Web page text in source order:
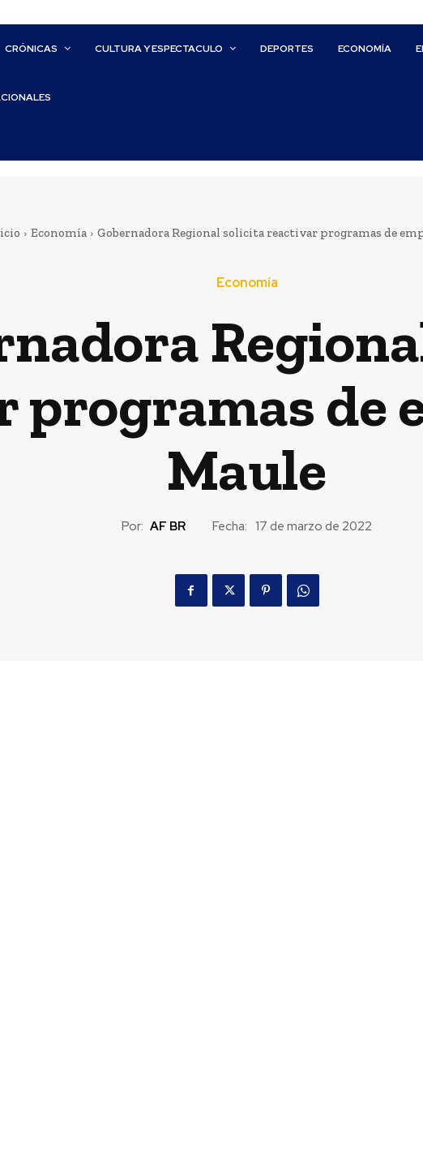
CRÓNICAS CULTURA Y ESPECTACULO DEPORTES ECONOMÍA
Economía Gobernadora Regional solicita reactivar programas de
Economía
de
Maule
Por: AF BR Fecha: 17 de marzo de 2022